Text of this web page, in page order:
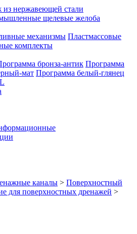
нержавеющей стали
щелевые желоба
механизмы Пластмассовые
комплекты
бронза-антик Программа
мат Программа белый-глянец
каналы > Поверхностный
для поверхностных дренажей >